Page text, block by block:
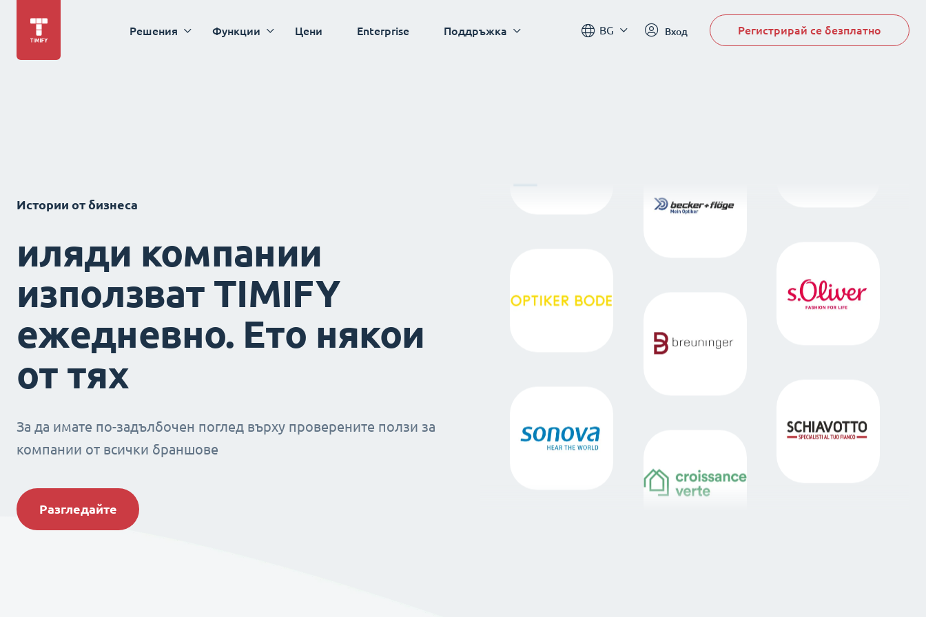
Решения Функции Цени Enterprise Поддръжка BG Вход Регистрирай се безплатно
Истории от бизнеса
иляди компании
използват TIMIFY
ежедневно. Ето някои
от тях
За да имате по-задълбочен поглед върху проверените ползи за
компании от всички браншове
Разгледайте